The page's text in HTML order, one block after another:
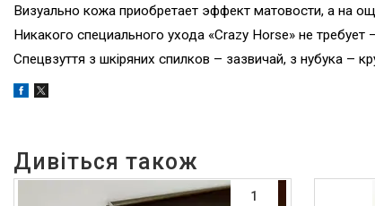
декоративних стінових
Алюмінієві куточки
Алюмінієвий верстатний
профіль V-Slot
Визуально кожа приобретает эффект матовости, а на
Никакого специального ухода «Crazy Horse» не
Спецвзуття з шкіряних спилков – зазвичай, з нубука –
1